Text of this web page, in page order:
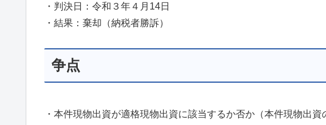
・判決日：令和３年４月14日
・結果：棄却（納税者勝訴）
争点
・本件現物出資が適格現物出資に該当するか否か（本件現物出